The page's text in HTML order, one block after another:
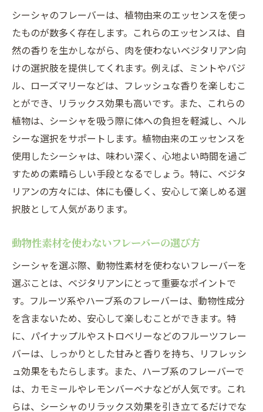
ベジタリアンカフェとシーシャのコラボレ
ーション
シーシャが変えるベジタリアンの嗜好
ベジタリアンライフスタイルにマッチする
シーシャ
シーシャを通じたコミュニティの広がり
ベジタリアンに優しいシーシャの未来
シーシャがもたらすベジタリアンの新しい嗜好
シーシャが変える味覚の楽しみ方
ベジタリアンが好むシーシャフレーバー
シーシャとベジタリアンの美味しい関係
シーシャと相性の良いベジタリアンフード
シーシャが提供する新しい味覚体験
肉を使わないシーシャで叶えるヘルシーなひと
とき
植物性エッセンスによるフレーバー
動物性不使用の安心感
ベジタリアン向けのシーシャフレーバーガ
イド
シーシャのフレーバーは、植物由来のエッセンスを使っ
たものが数多く存在します。これらのエッセンスは、自
然の香りを生かしながら、肉を使わないベジタリアン向
けの選択肢を提供してくれます。例えば、ミントやバジ
ル、ローズマリーなどは、フレッシュな香りを楽しむこ
とができ、リラックス効果も高いです。また、これらの
植物は、シーシャを吸う際に体への負担を軽減し、ヘル
シーな選択をサポートします。植物由来のエッセンスを
使用したシーシャは、味わい深く、心地よい時間を過ご
すための素晴らしい手段となるでしょう。特に、ベジタ
リアンの方々には、体にも優しく、安心して楽しめる選
択肢として人気があります。
動物性素材を使わないフレーバーの選び方
シーシャを選ぶ際、動物性素材を使わないフレーバーを
選ぶことは、ベジタリアンにとって重要なポイントで
す。フルーツ系やハーブ系のフレーバーは、動物性成分
を含まないため、安心して楽しむことができます。特
に、パイナップルやストロベリーなどのフルーツフレー
バーは、しっかりとした甘みと香りを持ち、リフレッシ
ュ効果をもたらします。また、ハーブ系のフレーバーで
は、カモミールやレモンバーベナなどが人気です。これ
らは、シーシャのリラックス効果を引き立てるだけでな